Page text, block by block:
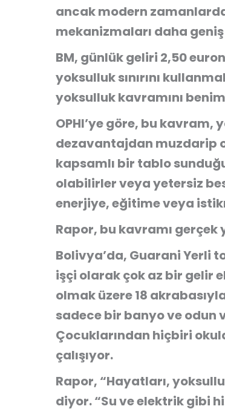
ancak modern
mekanizmaları daha
BM, günlük geliri 2,50
yoksulluk sınırını
yoksulluk kavramını
OPHI’ye göre, bu kavram,
dezavantajdan muzdarip
kapsamlı bir tablo
olabilirler veya yetersiz
enerjiye, eğitime veya
Rapor, bu kavramı gerçek
Bolivya’da, Guarani Yerli
işçi olarak çok az bir gelir
olmak üzere 18
sadece bir banyo ve odun
Çocuklarından hiçbiri
çalışıyor.
Rapor, “Hayatları,
diyor. “Su ve elektrik gibi